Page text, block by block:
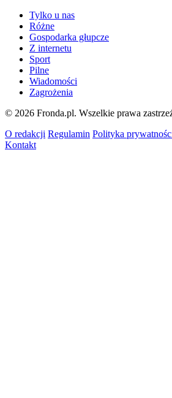
Tylko u nas
Różne
Gospodarka głupcze
Z internetu
Sport
Pilne
Wiadomości
Zagrożenia
© 2026 Fronda.pl. Wszelkie prawa
O redakcji Regulamin Polityka
Kontakt